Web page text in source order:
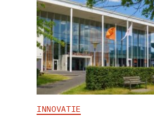
INNOVATIE